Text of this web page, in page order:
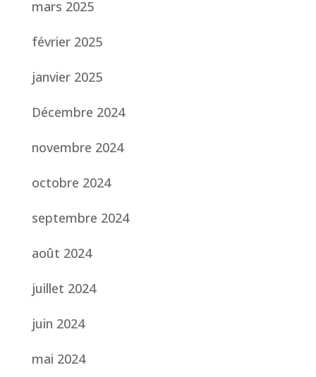
mars 2025
février 2025
janvier 2025
Décembre 2024
novembre 2024
octobre 2024
septembre 2024
août 2024
juillet 2024
juin 2024
mai 2024